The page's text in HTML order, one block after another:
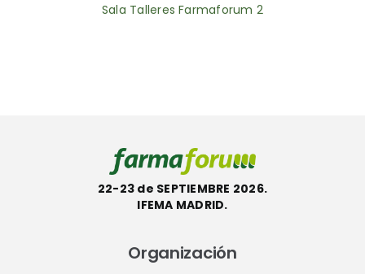
Sala Talleres Farmaforum 2
22-23 de SEPTIEMBRE 2026.
IFEMA MADRID.
Organización